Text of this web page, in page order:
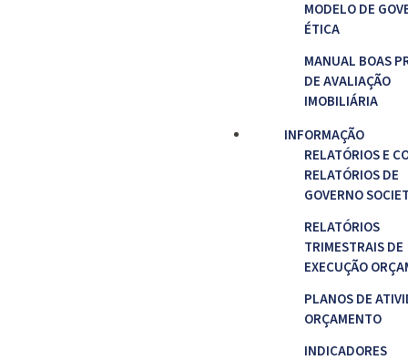
MODELO DE
ÉTICA
MANUAL BOAS
DE AVALIAÇÃO
IMOBILIÁRIA
INFORMAÇÃO
RELATÓRIOS E
RELATÓRIOS DE
GOVERNO
RELATÓRIOS
TRIMESTRAIS DE
EXECUÇÃO
PLANOS DE
ORÇAMENTO
INDICADORES